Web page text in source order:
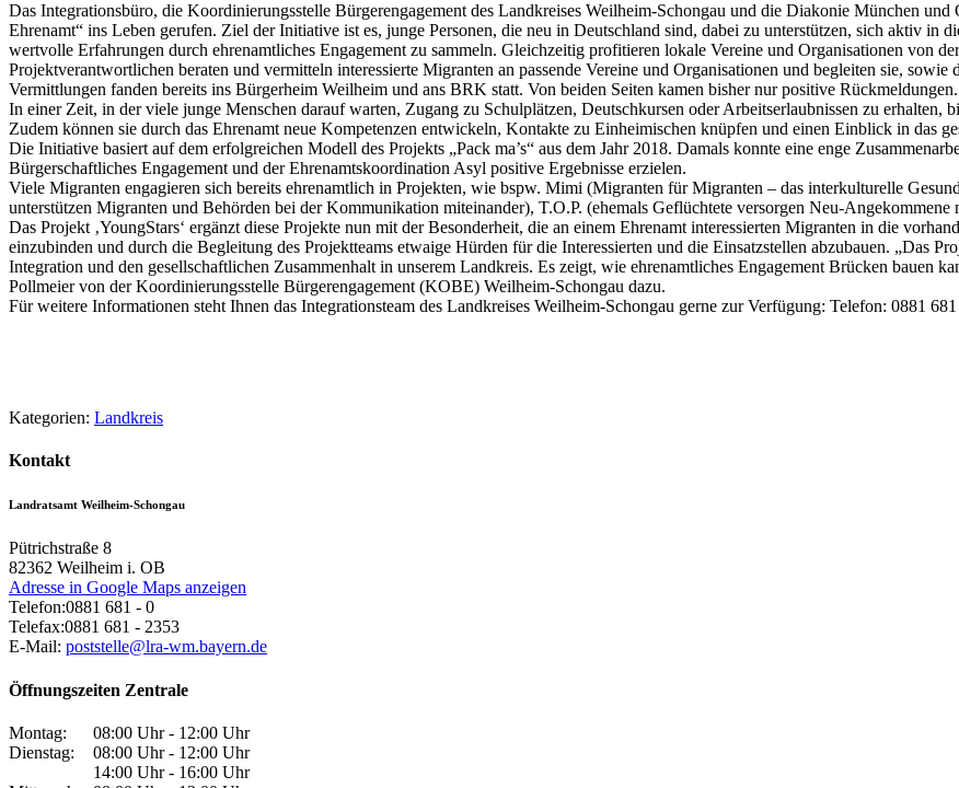
Das Integrationsbüro, die Koordinierungsstelle Bürgerengagement des Landkreises Weilheim-Schongau und die Diakonie München und
Ehrenamt“ ins Leben gerufen. Ziel der Initiative ist es, junge Personen, die neu in Deutschland sind, dabei zu unterstützen, sich aktiv in
wertvolle Erfahrungen durch ehrenamtliches Engagement zu sammeln. Gleichzeitig profitieren lokale Vereine und Organisationen von
Projektverantwortlichen beraten und vermitteln interessierte Migranten an passende Vereine und Organisationen und begleiten sie,
Vermittlungen fanden bereits ins Bürgerheim Weilheim und ans BRK statt. Von beiden Seiten kamen bisher nur positive Rückmeldungen.
In einer Zeit, in der viele junge Menschen darauf warten, Zugang zu Schulplätzen, Deutschkursen oder Arbeitserlaubnissen zu
Zudem können sie durch das Ehrenamt neue Kompetenzen entwickeln, Kontakte zu Einheimischen knüpfen und einen Einblick in das
Die Initiative basiert auf dem erfolgreichen Modell des Projekts „Pack ma’s“ aus dem Jahr 2018. Damals konnte eine enge
Bürgerschaftliches Engagement und der Ehrenamtskoordination Asyl positive Ergebnisse erzielen.
Viele Migranten engagieren sich bereits ehrenamtlich in Projekten, wie bspw. Mimi (Migranten für Migranten – das interkulturelle
unterstützen Migranten und Behörden bei der Kommunikation miteinander), T.O.P. (ehemals Geflüchtete versorgen Neu-
Das Projekt ‚YoungStars‘ ergänzt diese Projekte nun mit der Besonderheit, die an einem Ehrenamt interessierten Migranten in die
einzubinden und durch die Begleitung des Projektteams etwaige Hürden für die Interessierten und die Einsatzstellen abzubauen. „Das
Integration und den gesellschaftlichen Zusammenhalt in unserem Landkreis. Es zeigt, wie ehrenamtliches Engagement Brücken bauen
Pollmeier von der Koordinierungsstelle Bürgerengagement (KOBE) Weilheim-Schongau dazu.
Für weitere Informationen steht Ihnen das Integrationsteam des Landkreises Weilheim-Schongau gerne zur Verfügung: Telefon: 0881
Kategorien: Landkreis
Kontakt
Landratsamt Weilheim-Schongau
Pütrichstraße 8
82362 Weilheim i. OB
Adresse in Google Maps anzeigen
Telefon:0881 681 - 0
Telefax:0881 681 - 2353
E-Mail: poststelle@lra-wm.bayern.de
Öffnungszeiten Zentrale
Montag:
08:00 Uhr - 12:00 Uhr
Dienstag:
08:00 Uhr - 12:00 Uhr
14:00 Uhr - 16:00 Uhr